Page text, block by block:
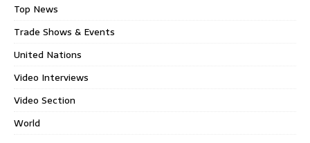
Top News
Trade Shows & Events
United Nations
Video Interviews
Video Section
World